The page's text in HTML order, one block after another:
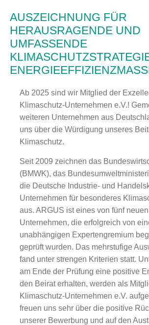
AUSZEICHNUNG FÜR
HERAUSRAGENDE UND
UMFASSENDE
Ab 2025 sind wir Mitglied der
Klimaschutz-Unternehmen e.V.!
weiteren Unternehmen aus
uns über die Würdigung unseres
Klimaschutz.
Seit 2009 zeichnen das
(BMWK), das
die Deutsche Industrie- und
Unternehmen für besonderes
aus. ARGUS ist eines von fünf
Unternehmen, die erfolgreich von
unabhängigen Expertengremium
geprüft wurden. Das mehrstufige
fand unter strengen Kriterien statt.
am Ende der Prüfung eine positive
den Beirat erhalten, werden als
Klimaschutz-Unternehmen e.V.
freuen uns sehr über die positive
unserer Bewerbung und auf den